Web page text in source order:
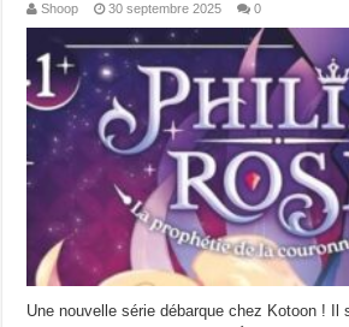
Shoop 30 septembre 2025 0
Une nouvelle série débarque chez Kotoon ! Il